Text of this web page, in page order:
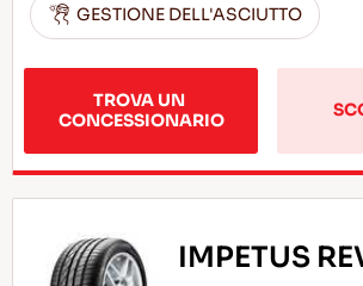
GESTIONE DELL'ASCIUTTO
TROVA UN
CONCESSIONARIO
IMPETUS